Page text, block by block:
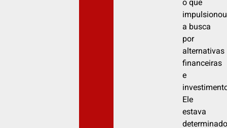
o que
impulsionou
a busca
por
alternativas
financeiras
e
Ele
estava
determinado